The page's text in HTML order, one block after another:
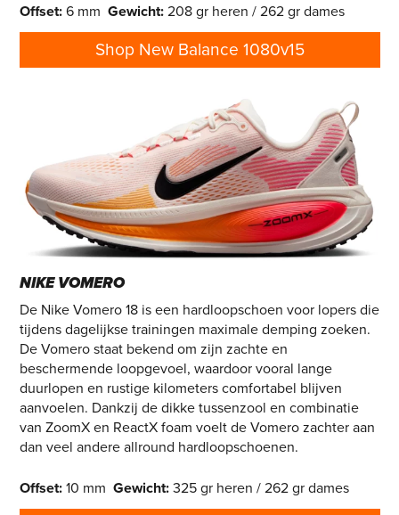
Offset:6 mm Gewicht:208 gr heren / 262 gr dames
Shop New Balance 1080v15
NIKE VOMERO
De Nike Vomero 18 is een hardloopschoen voor lopers die
tijdens dagelijkse trainingen maximale demping zoeken.
De Vomero staat bekend om zijn zachte en
beschermende loopgevoel, waardoor vooral lange
duurlopen en rustige kilometers comfortabel blijven
aanvoelen. Dankzij de dikke tussenzool en combinatie
van ZoomX en ReactX foam voelt de Vomero zachter aan
dan veel andere allround hardloopschoenen.
Offset:10 mm Gewicht:325 gr heren / 262 gr dames